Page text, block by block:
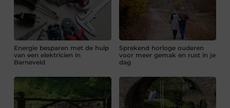
Energie besparen met de hulp
van een elektricien in
Barneveld
Sprekend horloge ouderen
voor meer gemak en rust in je
dag